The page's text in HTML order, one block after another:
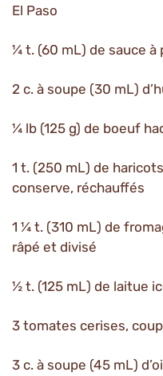
El Paso
¼ t. (60 mL) de sauce à
2 c. à soupe (30 mL)
¼ lb (125 g) de boeuf
1 t. (250 mL) de
conserve, réchauffés
1 ¼ t. (310 mL) de
râpé et divisé
½ t. (125 mL) de laitue
3 tomates cerises,
3 c. à soupe (45 mL)